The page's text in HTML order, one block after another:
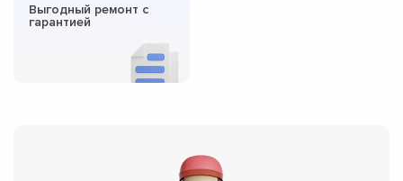
Выгодный ремонт с
гарантией